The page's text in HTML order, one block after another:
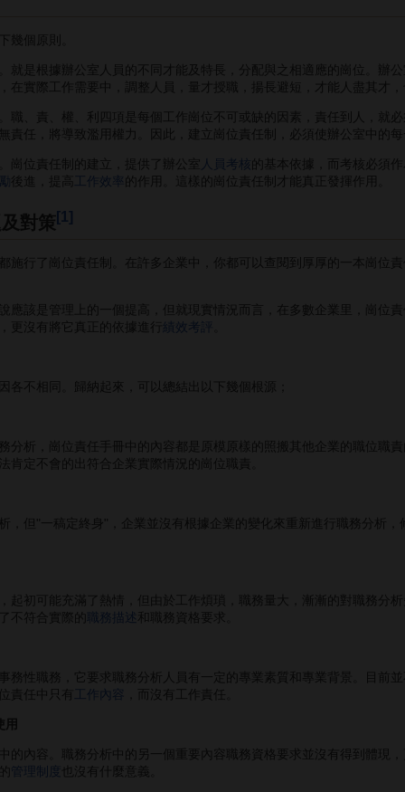
個原則。
根據辦公室人員的不同才能及特長，分配與之相適應的崗位。辦公
在實際工作需要中，調整人員，量才授職，揚長避短，才能人盡其才
責、權、利四項是每個工作崗位不可或缺的因素，責任到人，就必
責任，將導致濫用權力。因此，建立崗位責任制，必須使辦公室中的
位責任制的建立，提供了辦公室 人員考核的基本依據，而考核必須
後進，提高 工作效率的作用。這樣的崗位責任制才能真正發揮作用。
對策[1]
了崗位責任制。在許多企業中，你都可以查閱到厚厚的一本崗位責
是管理上的一個提高，但就現實情況而言，在多數企業里，崗位責
更沒有將它真正的依據進行 績效考評
相同。歸納起來，可以總結出以下幾個根源；
，崗位責任手冊中的內容都是原模原樣的照搬其他企業的職位職責
肯定不會的出符合企業實際情況的崗位職責。
"一稿定終身"，企業並沒有根據企業的變化來重新進行職務分析，
可能充滿了熱情，但由於工作煩瑣，職務量大，漸漸的對職務分析
不符合實際的
職務描述 和職務資格要求。
職務，它要求職務分析人員有一定的專業素質和專業背景。目前並
責任中只有
工作內容 ，而沒有工作責任。
用
容。職務分析中的另一個重要內容職務資格要求並沒有得到體現，
管理制度 也沒有什麼意義。